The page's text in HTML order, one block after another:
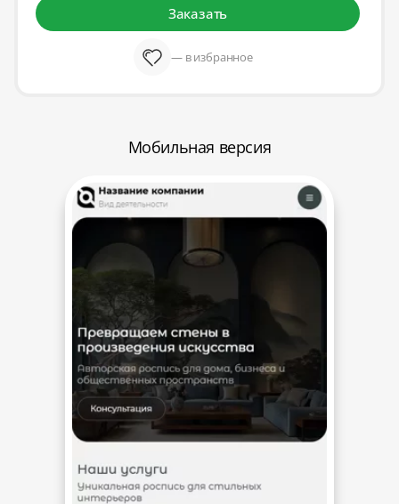
Заказать
— в избранное
Мобильная версия